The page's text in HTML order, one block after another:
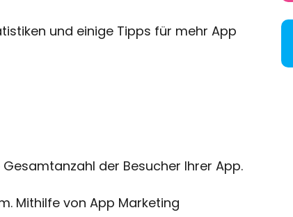
und einige Tipps für mehr App
der Besucher Ihrer App.
Mithilfe von App Marketing